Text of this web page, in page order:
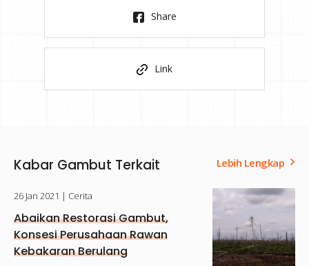
Share
Link
Kabar Gambut Terkait Lebih Lengkap
26 Jan 2021 | Cerita
Abaikan Restorasi Gambut,
Konsesi Perusahaan Rawan
Kebakaran Berulang